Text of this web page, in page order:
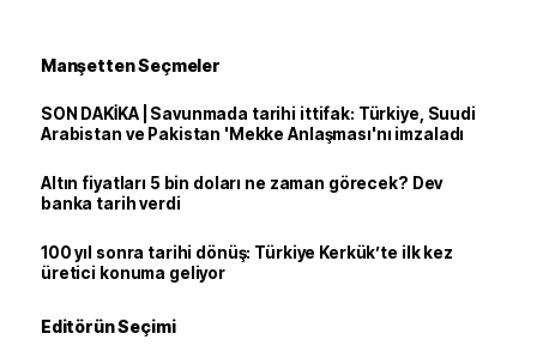
Manşetten Seçmeler
SON DAKİKA | Savunmada tarihi ittifak: Türkiye, Suudi
Arabistan ve Pakistan 'Mekke Anlaşması'nı imzaladı
Altın fiyatları 5 bin doları ne zaman görecek? Dev
banka tarih verdi
100 yıl sonra tarihi dönüş: Türkiye Kerkük’te ilk kez
üretici konuma geliyor
Editörün Seçimi